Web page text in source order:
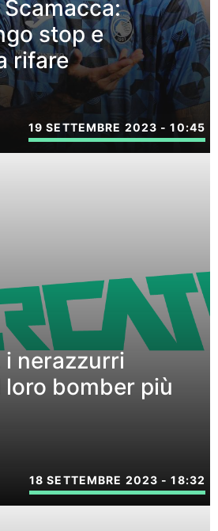
stop e
rifare
19 SETTEMBRE 2023 - 10:45
i nerazzurri
loro bomber più
18 SETTEMBRE 2023 - 18:32